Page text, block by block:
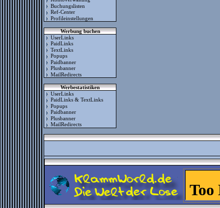
Buchungslisten
Ref-Center
Profileinstellungen
Werbung buchen
UserLinks
PaidLinks
TextLinks
Popups
Paidbanner
Plusbanner
MailRedirects
Werbestatistiken
UserLinks
PaidLinks & TextLinks
Popups
Paidbanner
Plusbanner
MailRedirects